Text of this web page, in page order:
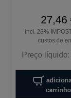
27,46
incl. 23%
custos de
Preço líquido:
carrinho